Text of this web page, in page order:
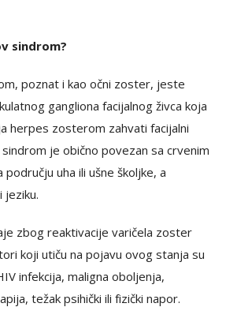
sindrom?
poznat i kao očni zoster, jeste
gangliona facijalnog živca koja
herpes zosterom zahvati facijalni
je obično povezan sa crvenim
uha ili ušne školjke, a
jeziku.
zbog reaktivacije varičela zoster
koji utiču na pojavu ovog stanja su
infekcija, maligna oboljenja,
težak psihički ili fizički napor.